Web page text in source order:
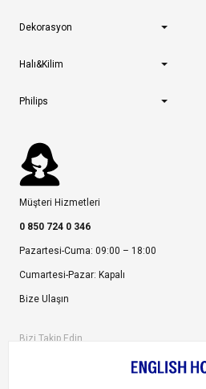
Dekorasyon
Halı&Kilim
Philips
Müşteri Hizmetleri
0 850 724 0 346
Pazartesi-Cuma: 09:00 – 18:00
Cumartesi-Pazar: Kapalı
Bize Ulaşın
Bizi Takip Edin